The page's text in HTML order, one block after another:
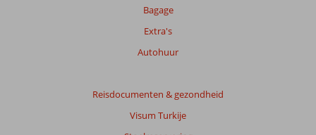
Bagage
Extra's
Autohuur
Reisdocumenten & gezondheid
Visum Turkije